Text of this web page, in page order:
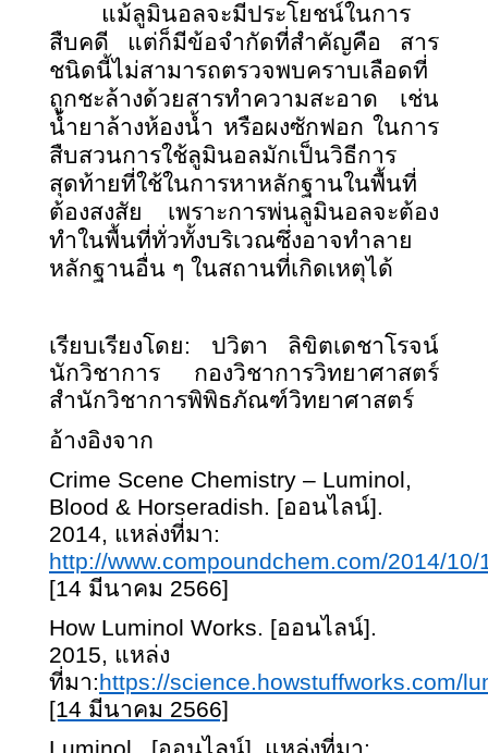
แม้ลูมินอลจะมีประโยชน์ในการ
สืบคดี แต่ก็มีข้อจำกัดที่สำคัญคือ สาร
ชนิดนี้ไม่สามารถตรวจพบคราบเลือดที่
ถูกชะล้างด้วยสารทำความสะอาด เช่น
น้ำยาล้างห้องน้ำ หรือผงซักฟอก ในการ
สืบสวนการใช้ลูมินอลมักเป็นวิธีการ
สุดท้ายที่ใช้ในการหาหลักฐานในพื้นที่
ต้องสงสัย เพราะการพ่นลูมินอลจะต้อง
ทำในพื้นที่ทั่วทั้งบริเวณซึ่งอาจทำลาย
หลักฐานอื่น ๆ ในสถานที่เกิดเหตุได้
เรียบเรียงโดย: ปวิตา ลิขิตเดชาโรจน์
นักวิชาการ กองวิชาการวิทยาศาสตร์
สำนักวิชาการพิพิธภัณฑ์วิทยาศาสตร์
อ้างอิงจาก
Crime Scene Chemistry – Luminol,
Blood & Horseradish. [ออนไลน์].
2014, แหล่งที่มา:
http://www.compoundchem.com/2014/10/
[14 มีนาคม 2566]
How Luminol Works. [ออนไลน์].
2015, แหล่ง
ที่มา:https://science.howstuffworks.com/
[14 มีนาคม 2566]